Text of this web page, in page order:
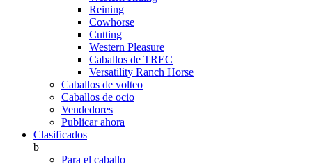
Reining
Cowhorse
Cutting
Western Pleasure
Caballos de TREC
Versatility Ranch Horse
Caballos de volteo
Caballos de ocio
Vendedores
Publicar ahora
Clasificados
b
Para el caballo